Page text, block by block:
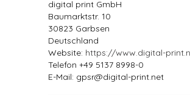
digital print GmbH
Baumarktstr. 10
30823 Garbsen
Deutschland
Website: https://www.digital-
Telefon +49 5137 8998-0
E-Mail: gpsr@digital-print.net